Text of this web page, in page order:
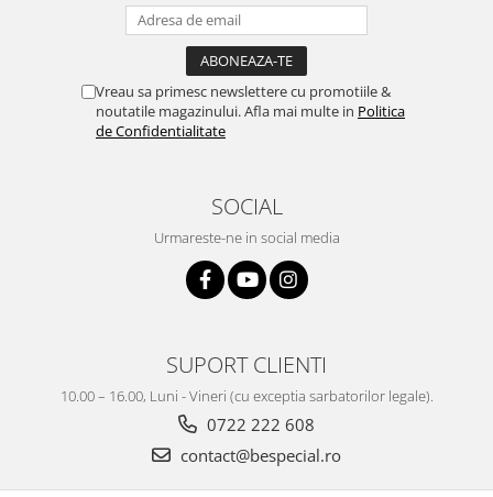
Vreau sa primesc newslettere cu promotiile &
noutatile magazinului. Afla mai multe in Politica
de Confidentialitate
SOCIAL
Urmareste-ne in social media
SUPORT CLIENTI
10.00 – 16.00, Luni - Vineri (cu exceptia sarbatorilor legale).
0722 222 608
contact@bespecial.ro